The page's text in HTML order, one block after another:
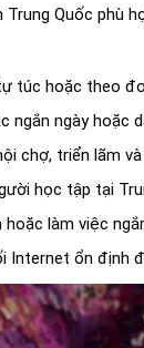
Trung Quốc phù
túc hoặc theo
ngắn ngày hoặc
chợ, triển lãm
học tập tại
làm việc
Internet ổn định